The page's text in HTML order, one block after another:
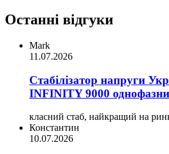
Останні відгуки
Mark
11.07.2026
Стабілізатор напруги
INFINITY 9000
класний стаб, найкращий на
Константин
10.07.2026